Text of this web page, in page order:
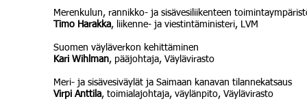
Merenkulun, rannikko- ja sisävesiliikenteen
Timo Harakka, liikenne- ja viestintäministeri, LVM
Suomen väyläverkon kehittäminen
Kari Wihlman, pääjohtaja, Väylävirasto
Meri- ja sisävesiväylät ja Saimaan kanavan tilannekatsaus
Virpi Anttila, toimialajohtaja, väylänpito, Väylävirasto